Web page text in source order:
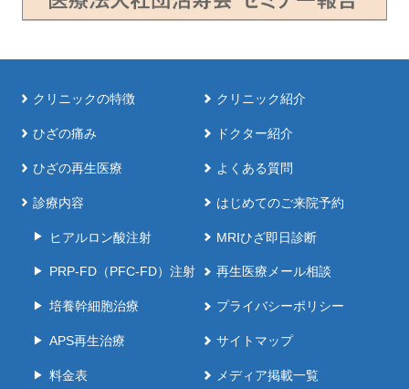
クリニックの特徴
ひざの痛み
ひざの再生医療
診療内容
ヒアルロン酸注射
PRP-FD（PFC-FD）注射
培養幹細胞治療
APS再生治療
料金表
クリニック紹介
ドクター紹介
よくある質問
はじめてのご来院予約
MRIひざ即日診断
再生医療メール相談
プライバシーポリシー
サイトマップ
メディア掲載一覧